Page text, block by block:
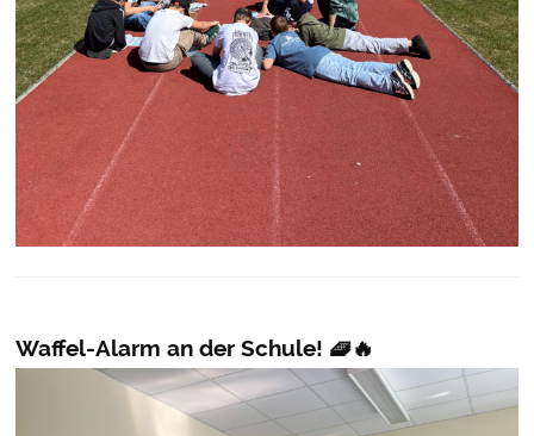
Waffel-Alarm an der Schule! 🧇🔥